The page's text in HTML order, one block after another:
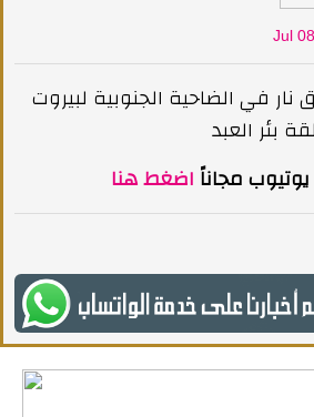
Jul
في الضاحية الجنوبية لبيروت
بئر العبد
مجاناً اضغط هنا